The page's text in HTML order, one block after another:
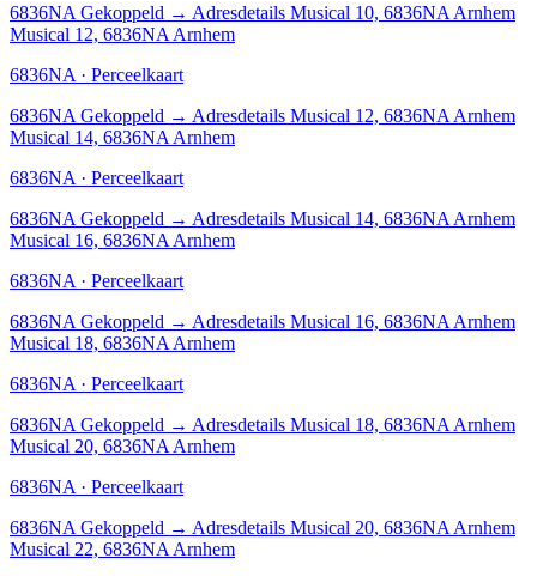
6836NA Gekoppeld → Adresdetails Musical 10, 6836NA Arnhem
Musical 12, 6836NA Arnhem
6836NA · Perceelkaart
6836NA Gekoppeld → Adresdetails Musical 12, 6836NA Arnhem
Musical 14, 6836NA Arnhem
6836NA · Perceelkaart
6836NA Gekoppeld → Adresdetails Musical 14, 6836NA Arnhem
Musical 16, 6836NA Arnhem
6836NA · Perceelkaart
6836NA Gekoppeld → Adresdetails Musical 16, 6836NA Arnhem
Musical 18, 6836NA Arnhem
6836NA · Perceelkaart
6836NA Gekoppeld → Adresdetails Musical 18, 6836NA Arnhem
Musical 20, 6836NA Arnhem
6836NA · Perceelkaart
6836NA Gekoppeld → Adresdetails Musical 20, 6836NA Arnhem
Musical 22, 6836NA Arnhem